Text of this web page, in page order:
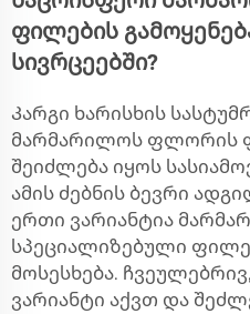
ფილების
სივრცეებში?
Კარგი ხარისხის
მარმარილოს ფლორის
შეიძლება იყოს
ამის ძებნის ბევრი
ერთი ვარიანტია
სპეციალიზებული
მოსესხება.
ვარიანტი აქვთ და